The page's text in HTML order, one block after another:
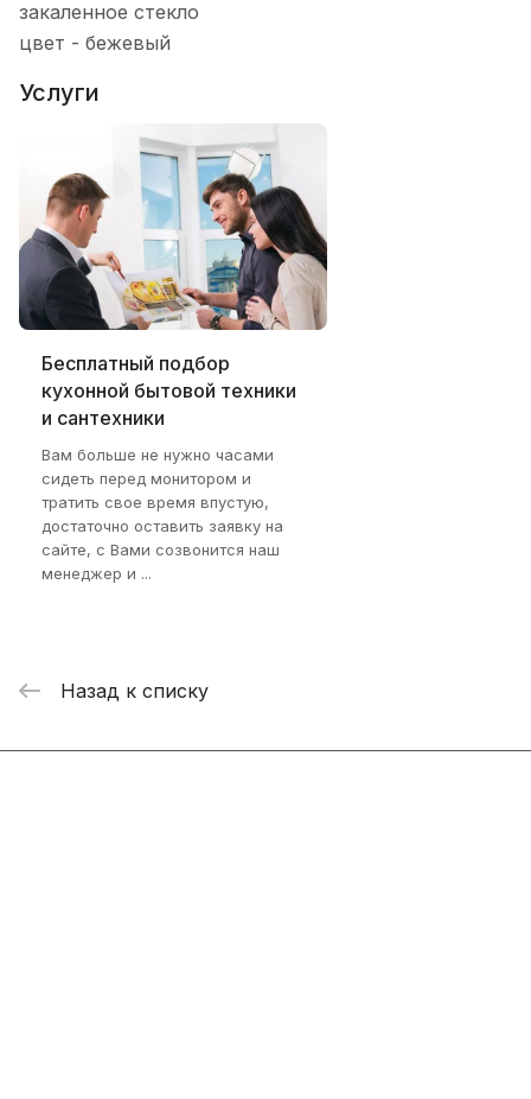
закаленное стекло
цвет - бежевый
Услуги
Бесплатный подбор
кухонной бытовой техники
и сантехники
Вам больше не нужно часами
сидеть перед монитором и
тратить свое время впустую,
достаточно оставить заявку на
сайте, с Вами созвонится наш
менеджер и ...
Назад к списку